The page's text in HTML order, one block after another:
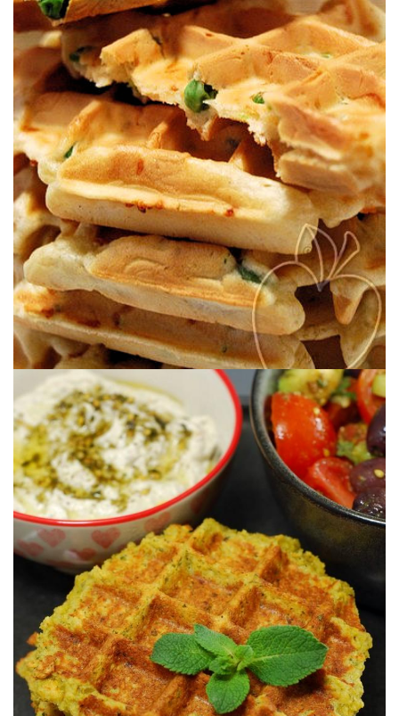
GOFRES (SALADOS) DE GUISANTES
Una receta de gofres salados que sabe a primavera.
GOFRES AL ESTILO FALAFEL CON
SALSA DE YOGUR & TAHIN
Sorprendentes y deliciosos.